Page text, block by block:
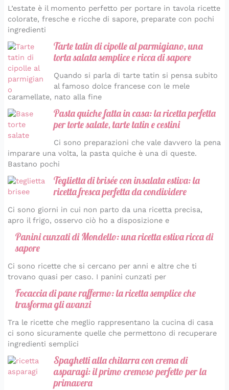
L’estate è il momento perfetto per portare in tavola ricette
colorate, fresche e ricche di sapore, preparate con pochi
ingredienti
Tarte tatin di cipolle al parmigiano, una
torta salata semplice e ricca di sapore
Quando si parla di tarte tatin si pensa subito
al famoso dolce francese con le mele
caramellate, nato alla fine
Pasta quiche fatta in casa: la ricetta perfetta
per torte salate, tarte tatin e cestini
Ci sono preparazioni che vale davvero la pena
imparare una volta, la pasta quiche è una di queste.
Bastano pochi
Teglietta di brisée con insalata estiva: la
ricetta fresca perfetta da condividere
Ci sono giorni in cui non parto da una ricetta precisa,
apro il frigo, osservo ciò ho a disposizione e
Panini cunzati di Mondello: una ricetta estiva ricca di
sapore
Ci sono ricette che si cercano per anni e altre che ti
trovano quasi per caso. I panini cunzati per
Focaccia di pane raffermo: la ricetta semplice che
trasforma gli avanzi
Tra le ricette che meglio rappresentano la cucina di casa
ci sono sicuramente quelle che permettono di recuperare
ingredienti semplici
Spaghetti alla chitarra con crema di
asparagi: il primo cremoso perfetto per la
primavera